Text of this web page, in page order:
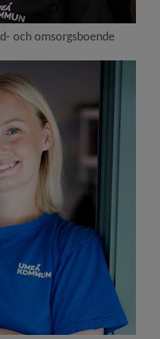
och omsorgsboende